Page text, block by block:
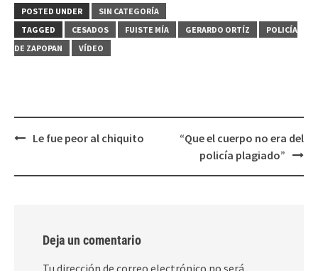
(Se
abre
en
una
ventana
nueva)
(Se
abre
en
una
ventana
nueva)
POSTED UNDER
SIN CATEGORÍA
TAGGED
CESADOS FUISTE MÍA GERARDO ORTÍZ
POLICÍA
DE ZAPOPAN
VÍDEO
PostLe fue peor al chiquito
“Que el cuerpo no era del
policía plagiado”
Deja un comentario
Tu dirección de correo electrónico no será